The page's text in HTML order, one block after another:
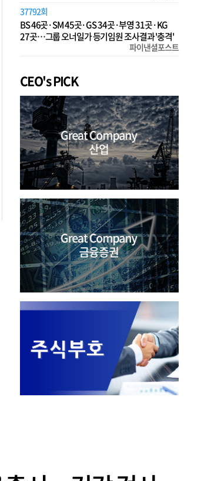
37792회
BS 46곳·SM 45곳·GS 34곳·부영 31곳·KG
27곳…그룹 오너일가 등기임원 조사결과 '충격'
파이낸셜포스트
CEO's PICK